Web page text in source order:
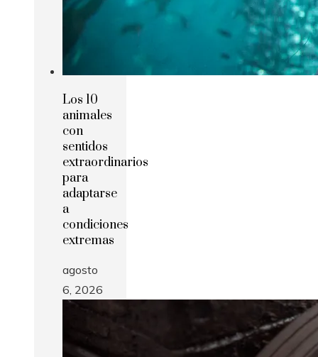
Los 10
animales
con
sentidos
extraordinarios
para
adaptarse
a
condiciones
extremas
agosto
6, 2026